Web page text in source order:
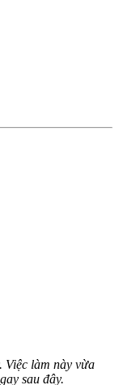
Việc làm này vừa
sau đây.